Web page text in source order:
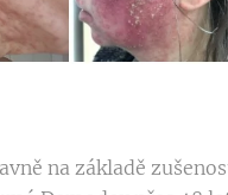
na základě